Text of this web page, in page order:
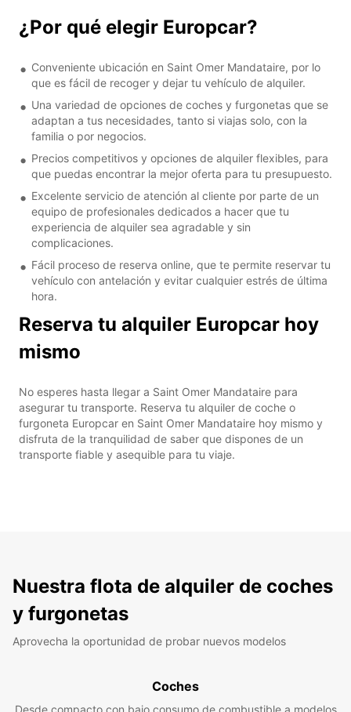
¿Por qué elegir Europcar?
Conveniente ubicación en Saint Omer Mandataire, por lo
que es fácil de recoger y dejar tu vehículo de alquiler.
Una variedad de opciones de coches y furgonetas que se
adaptan a tus necesidades, tanto si viajas solo, con la
familia o por negocios.
Precios competitivos y opciones de alquiler flexibles, para
que puedas encontrar la mejor oferta para tu presupuesto.
Excelente servicio de atención al cliente por parte de un
equipo de profesionales dedicados a hacer que tu
experiencia de alquiler sea agradable y sin
complicaciones.
Fácil proceso de reserva online, que te permite reservar tu
vehículo con antelación y evitar cualquier estrés de última
hora.
Reserva tu alquiler Europcar hoy
mismo
No esperes hasta llegar a Saint Omer Mandataire para
asegurar tu transporte. Reserva tu alquiler de coche o
furgoneta Europcar en Saint Omer Mandataire hoy mismo y
disfruta de la tranquilidad de saber que dispones de un
transporte fiable y asequible para tu viaje.
Nuestra flota de alquiler de coches
y furgonetas
Aprovecha la oportunidad de probar nuevos modelos
Coches
Desde compacto con bajo consumo de combustible a modelos